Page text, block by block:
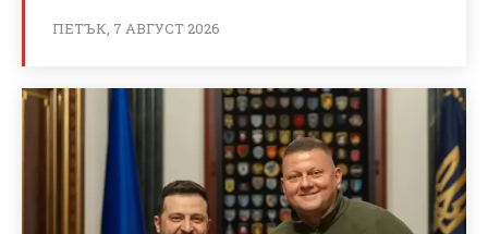
ПЕТЪК, 7 АВГУСТ 2026